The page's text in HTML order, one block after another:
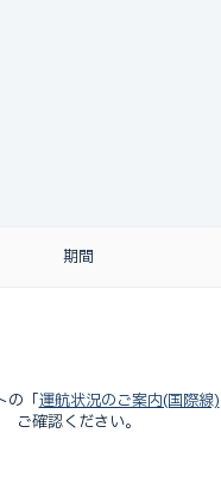
期間
の「運航状況のご案内(国際線)
ご確認ください。